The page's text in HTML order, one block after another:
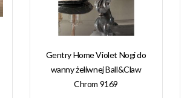
Gentry Home Violet Nogi do
wanny żeliwnej Ball&Claw
Chrom 9169